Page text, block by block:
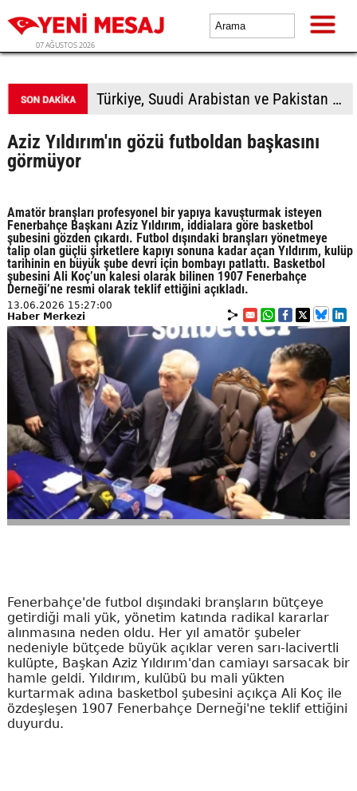
07 AĞUSTOS 2026
Avcılar Belediyesine yönelik soruşturmada 12 kişi adliyede
Aziz Yıldırım'ın gözü futboldan başkasını
görmüyor
Amatör branşları profesyonel bir yapıya kavuşturmak isteyen
Fenerbahçe Başkanı Aziz Yıldırım, iddialara göre basketbol
şubesini gözden çıkardı. Futbol dışındaki branşları yönetmeye
talip olan güçlü şirketlere kapıyı sonuna kadar açan Yıldırım, kulüp
tarihinin en büyük şube devri için bombayı patlattı. Basketbol
şubesini Ali Koç’un kalesi olarak bilinen 1907 Fenerbahçe
Derneği’ne resmi olarak teklif ettiğini açıkladı.
13.06.2026 15:27:00
Haber Merkezi
Fenerbahçe'de futbol dışındaki branşların bütçeye
getirdiği mali yük, yönetim katında radikal kararlar
alınmasına neden oldu. Her yıl amatör şubeler
nedeniyle bütçede büyük açıklar veren sarı-lacivertli
kulüpte, Başkan Aziz Yıldırım'dan camiayı sarsacak bir
hamle geldi. Yıldırım, kulübü bu mali yükten
kurtarmak adına basketbol şubesini açıkça Ali Koç ile
özdeşleşen 1907 Fenerbahçe Derneği'ne teklif ettiğini
duyurdu.